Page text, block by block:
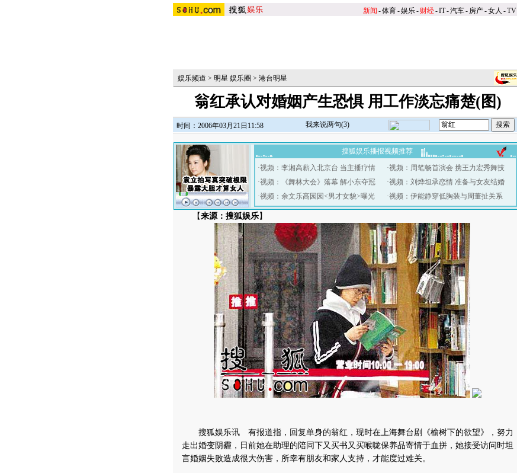
新闻 -体育-娱乐- 财经-IT-汽车- 房产-女人 -TV
娱乐频道 > 明星 娱乐圈 > 港台明星
翁红承认对婚姻产生恐惧 用工作淡忘痛楚(图)
时间：2006年03月21日11:58 我来说两句(3)
搜狐娱乐播报视频推荐
·视频：李湘高薪入北京台 当主播疗情
·视频：《舞林大会》落幕 解小东夺冠
·视频：余文乐高园园<男才女貌>曝光
·视频：周笔畅首演会 携王力宏秀舞技
·视频：刘烨坦承恋情 准备与女友结婚
·视频：伊能静穿低胸装与周董扯关系
【来源：搜狐娱乐】
搜狐娱乐讯 有报道指，回复单身的翁红，现时在上海舞台剧《榆树下的欲望》，努力
走出婚变阴霾，日前她在助理的陪同下又买书又买喉咙保养品寄情于血拼，她接受访问时坦
言婚姻失败造成很大伤害，所幸有朋友和家人支持，才能度过难关。